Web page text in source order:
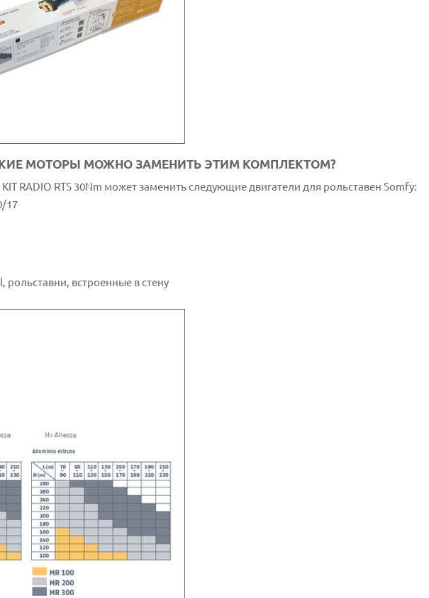
МОТОРЫ МОЖНО ЗАМЕНИТЬ ЭТИМ КОМПЛЕКТОМ?
KIT RADIO RTS 30Nm может заменить следующие двигатели для рольставен Somfy:
17
рольставни, встроенные в стену